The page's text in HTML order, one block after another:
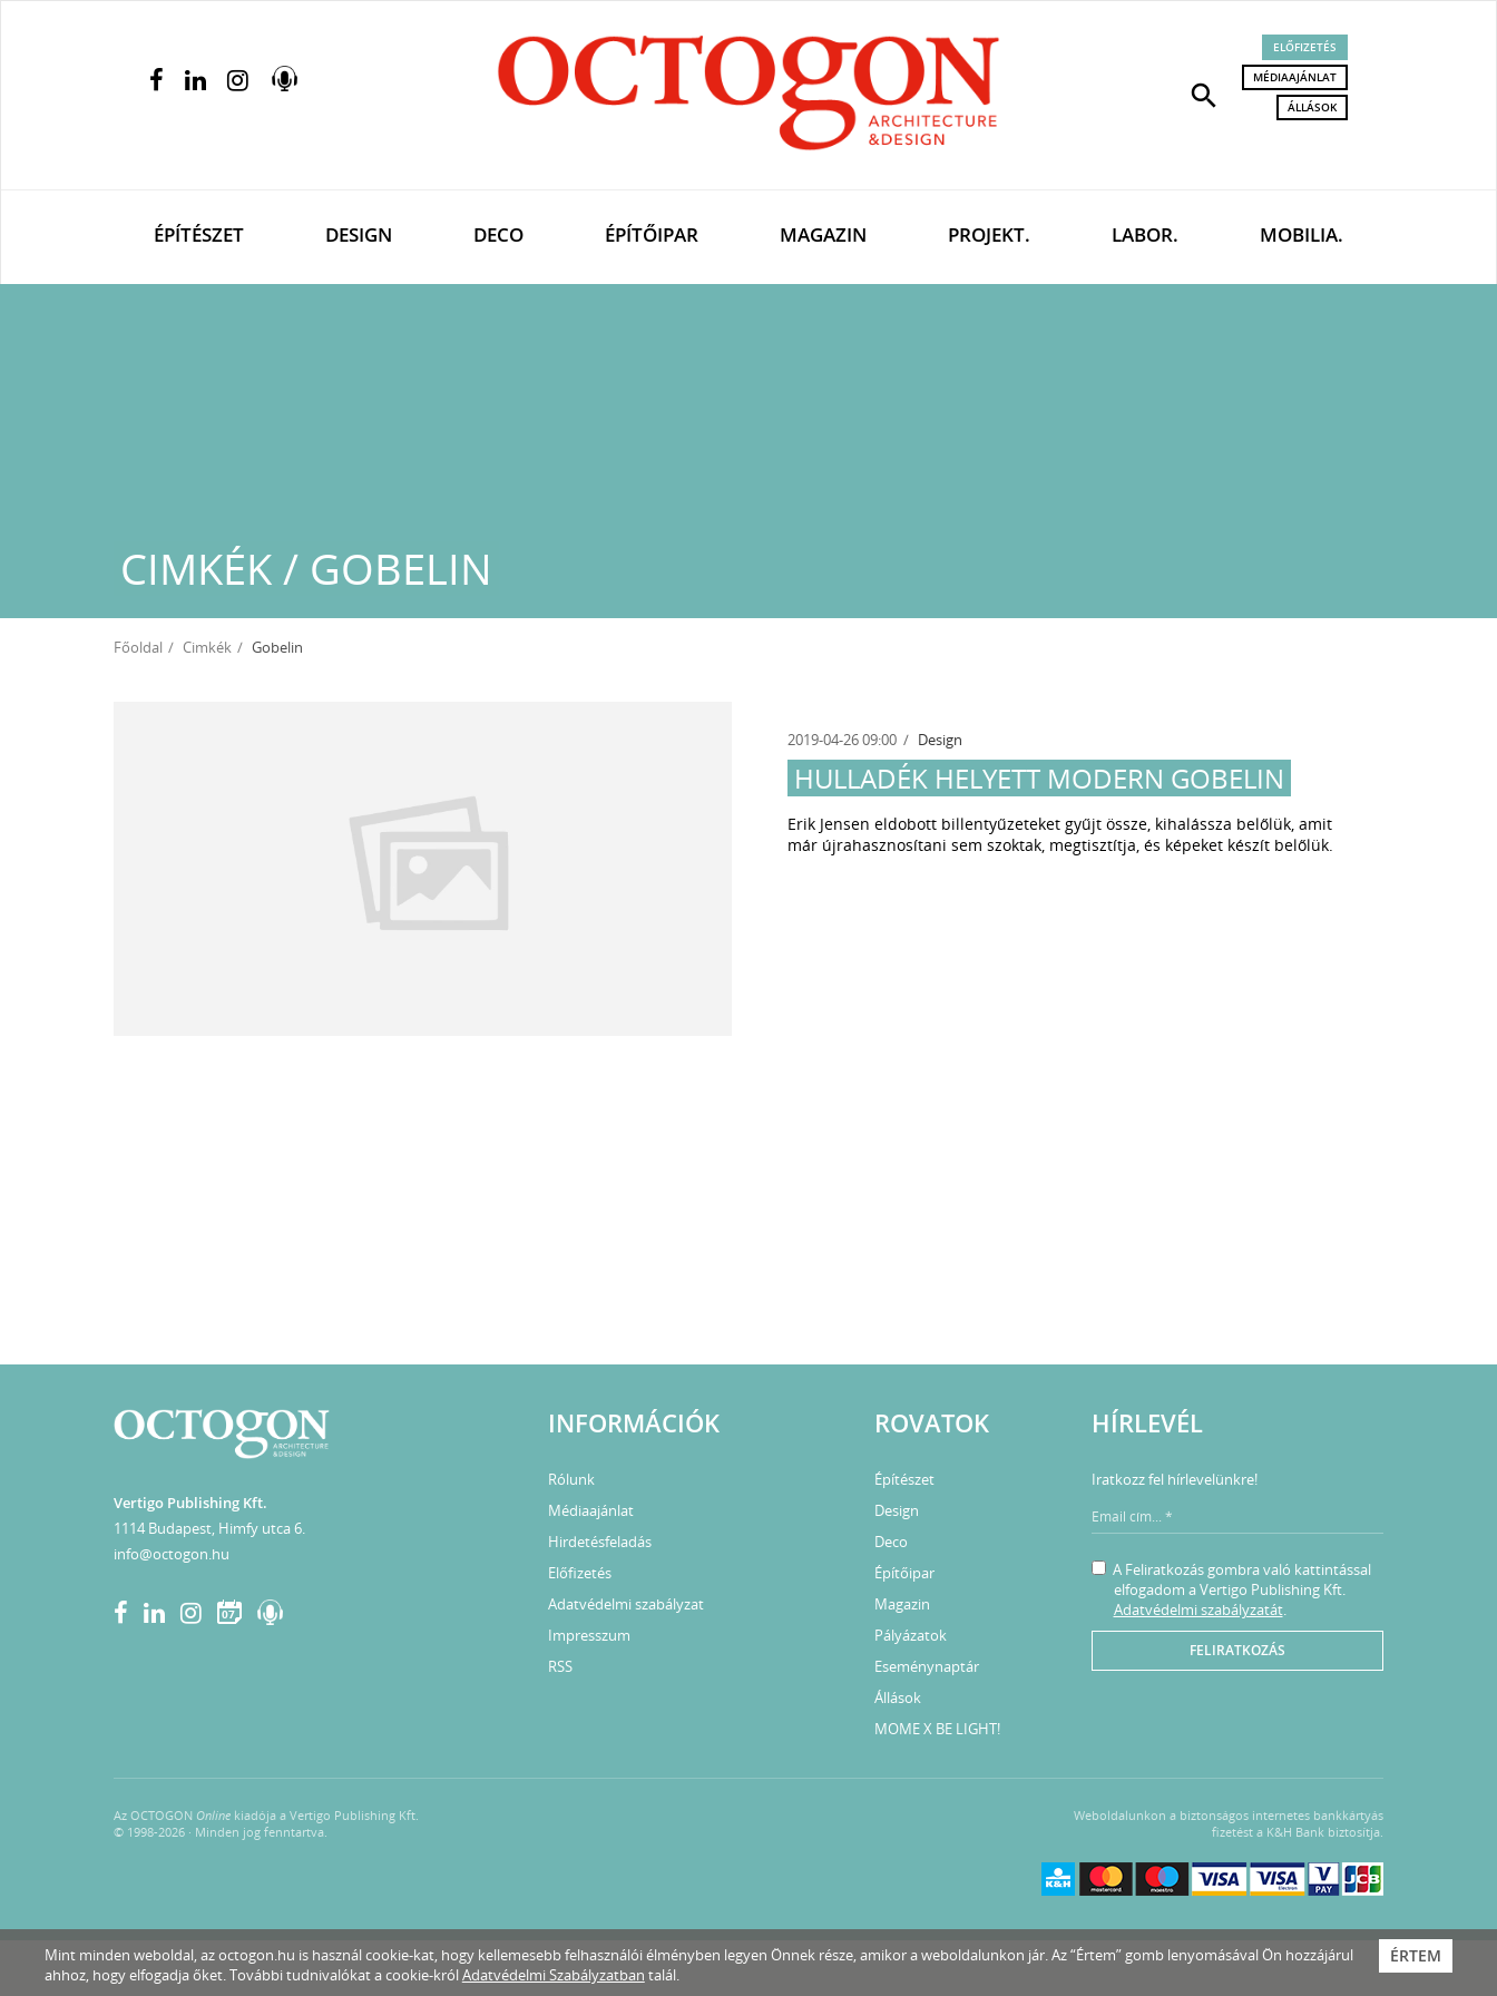
search
ELŐFIZETÉS
MÉDIAAJÁNLAT
ÁLLÁSOK
ÉPÍTÉSZET DESIGN DECO ÉPÍTŐIPAR MAGAZIN PROJEKT. LABOR. MOBILIA.
CIMKÉK / GOBELIN
Főoldal Cimkék Gobelin
2019-04-26 09:00 Design
HULLADÉK HELYETT MODERN GOBELIN
Erik Jensen eldobott billentyűzeteket gyűjt össze, kihalássza belőlük, amit
már újrahasznosítani sem szoktak, megtisztítja, és képeket készít belőlük.
Vertigo Publishing Kft.
1114 Budapest, Himfy utca 6.
info@octogon.hu
07
INFORMÁCIÓK
Rólunk
Médiaajánlat
Hirdetésfeladás
Előfizetés
Adatvédelmi szabályzat
Impresszum
RSS
ROVATOK
Építészet
Design
Deco
Építőipar
Magazin
Pályázatok
Eseménynaptár
Állások
MOME X BE LIGHT!
HÍRLEVÉL
Iratkozz fel hírlevelünkre!
A Feliratkozás gombra való kattintással
elfogadom a Vertigo Publishing Kft.
Adatvédelmi szabályzatát.
FELIRATKOZÁS
Az OCTOGON Online kiadója a Vertigo Publishing Kft.
© 1998-2026 · Minden jog fenntartva.
Weboldalunkon a biztonságos internetes bankkártyás
fizetést a K&H Bank biztosítja.
ÉRTEM
Mint minden weboldal, az octogon.hu is használ cookie-kat, hogy kellemesebb felhasználói élményben legyen Önnek része, amikor a weboldalunkon jár. Az “Értem” gomb lenyomásával Ön hozzájárul
ahhoz, hogy elfogadja őket. További tudnivalókat a cookie-królAdatvédelmi Szabályzatban talál.